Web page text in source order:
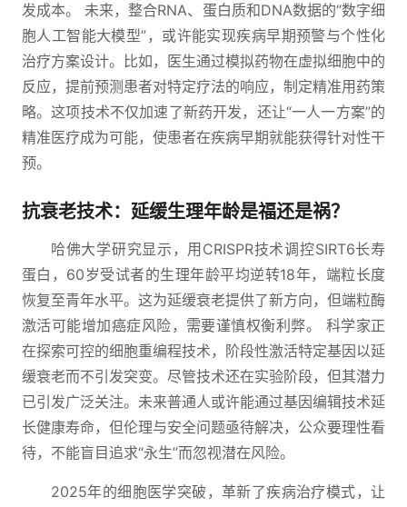
发成本。 未来，整合RNA、蛋白质和DNA数据的“数字细
胞人工智能大模型”，或许能实现疾病早期预警与个性化
治疗方案设计。比如，医生通过模拟药物在虚拟细胞中的
反应，提前预测患者对特定疗法的响应，制定精准用药策
略。这项技术不仅加速了新药开发，还让“一人一方案”的
精准医疗成为可能，使患者在疾病早期就能获得针对性干
预。
抗衰老技术：延缓生理年龄是福还是祸？
哈佛大学研究显示，用CRISPR技术调控SIRT6长寿
蛋白，60岁受试者的生理年龄平均逆转18年，端粒长度
恢复至青年水平。这为延缓衰老提供了新方向，但端粒酶
激活可能增加癌症风险，需要谨慎权衡利弊。 科学家正
在探索可控的细胞重编程技术，阶段性激活特定基因以延
缓衰老而不引发突变。尽管技术还在实验阶段，但其潜力
已引发广泛关注。未来普通人或许能通过基因编辑技术延
长健康寿命，但伦理与安全问题亟待解决，公众要理性看
待，不能盲目追求“永生”而忽视潜在风险。
2025年的细胞医学突破，革新了疾病治疗模式，让